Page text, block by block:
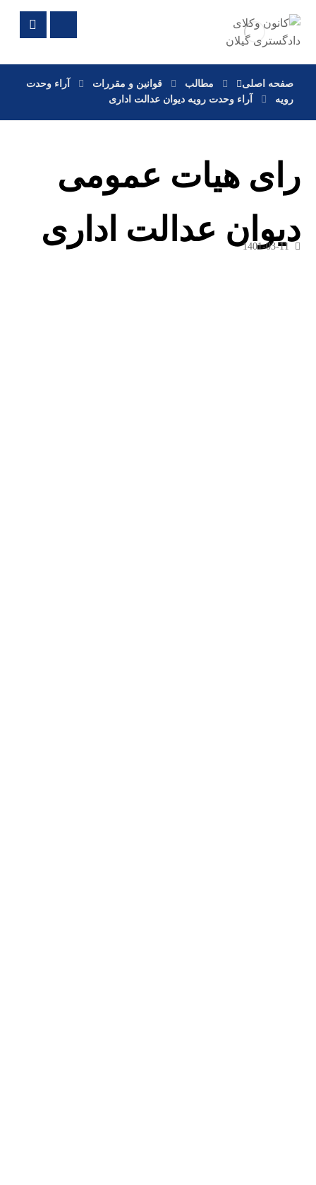
صفحه اصلی مطالب قوانین و مقررات
آراء وحدت
رویه
آراء وحدت رویه دیوان عدالت اداری
رای هیات عمومی
دیوان عدالت اداری
1401-03-11